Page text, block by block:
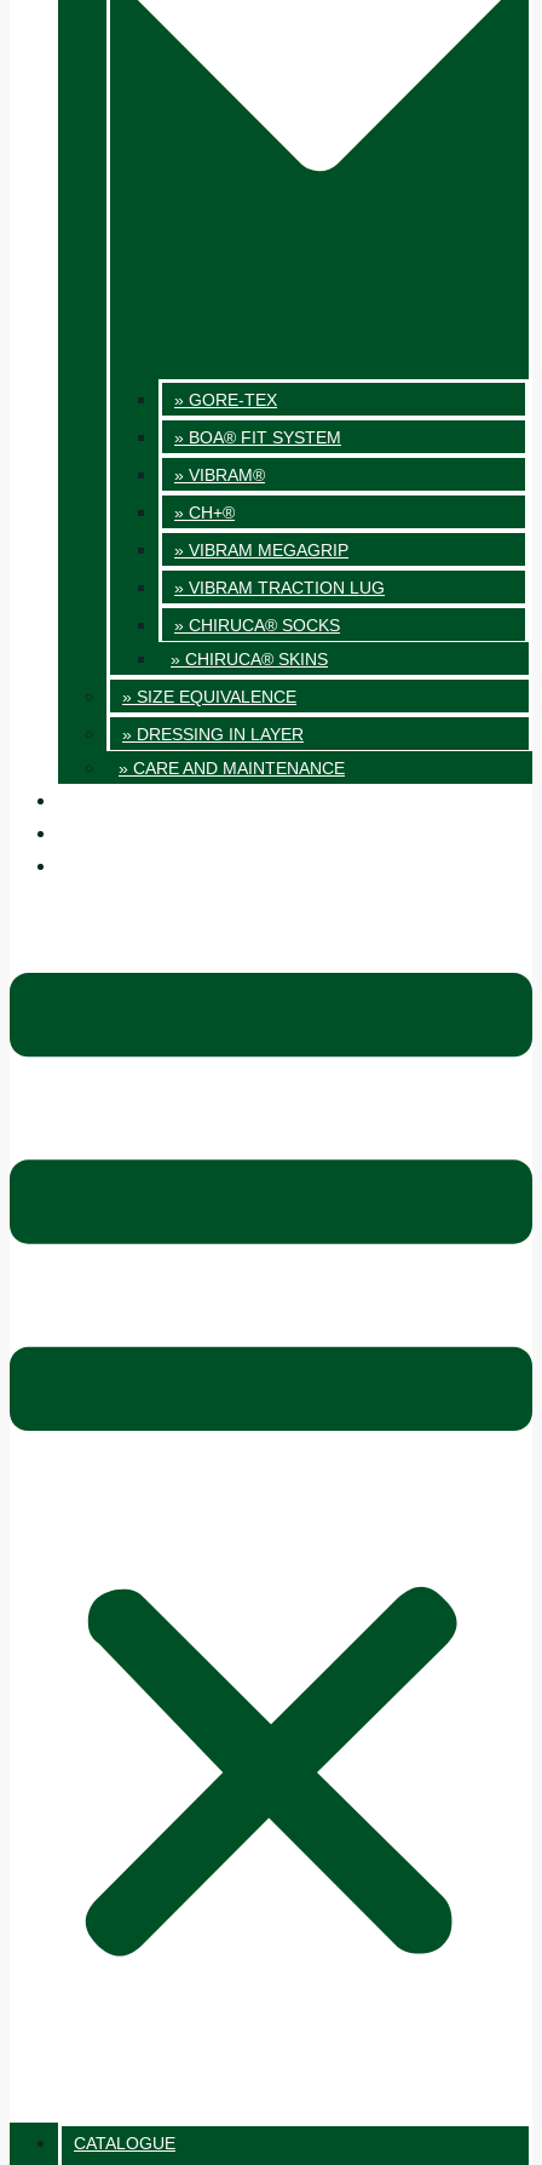
» GORE-TEX
» BOA® FIT SYSTEM
» VIBRAM®
» CH+®
» VIBRAM MEGAGRIP
» VIBRAM TRACTION LUG
» CHIRUCA® SOCKS
» CHIRUCA® SKINS
» SIZE EQUIVALENCE
» DRESSING IN LAYER
» CARE AND MAINTENANCE
CATALOGUE